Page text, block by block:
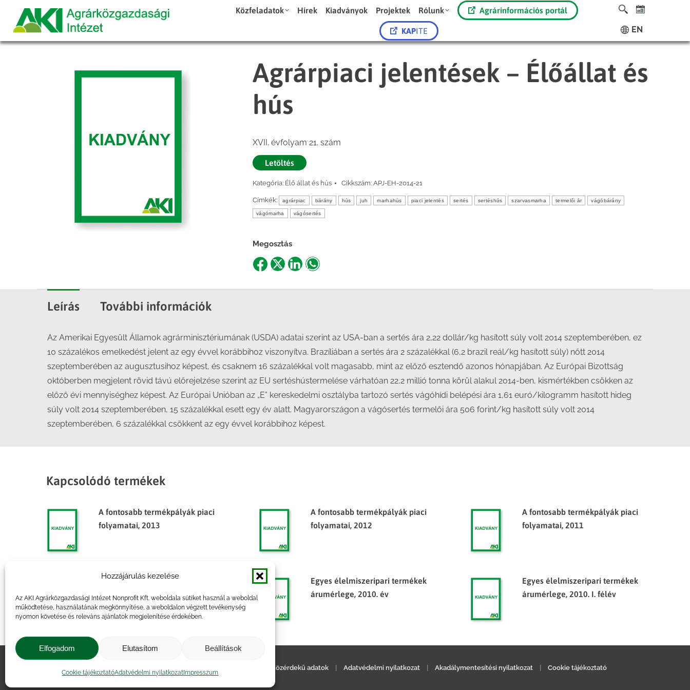
Hozzájárulás kezelése
Az AKI Agrárközgazdasági Intézet Nonprofit Kft. weboldala sütiket használ a weboldal
működtetése, használatának megkönnyítése, a weboldalon végzett tevékenység
nyomon követése és releváns ajánlatok megjelenítése érdekében.
Elfogadom Elutasítom Beállítások
Cookie tájékoztatóAdatvédelmi nyilatkozat Impresszum
Közfeladatok Hírek Kiadványok Projektek Rólunk Agrárinformációs portál
KAPITE EN
Agrárpiaci jelentések – Élőállat és
hús
XVII. évfolyam 21. szám
Letöltés
Kategória: Élő állat és hús Cikkszám: APJ-EH-2014-21
Címkék: agrárpiac bárány hús juh marhahús piaci jelentés sertés sertéshús szarvasmarha termelői ár vágóbárány
vágómarha vágósertés
Megosztás
ShareShareShareShare
Leírás További információk
Az Amerikai Egyesült Államok agrárminisztériumának (USDA) adatai szerint az USA-ban a sertés ára 2,22 dollár/kg hasított súly volt 2014 szeptemberében, ez
10 százalékos emelkedést jelent az egy évvel korábbihoz viszonyítva. Brazíliában a sertés ára 2 százalékkal (6,2 brazil reál/kg hasított súly) nőtt 2014
szeptemberében az augusztusihoz képest, és csaknem 16 százalékkal volt magasabb, mint az előző esztendő azonos hónapjában. Az Európai Bizottság
októberben megjelent rövid távú előrejelzése szerint az EU sertéshústermelése várhatóan 22,2 millió tonna körül alakul 2014-ben, kismértékben csökken az
előző évi mennyiséghez képest. Az Európai Unióban az „E” kereskedelmi osztályba tartozó sertés vágóhídi belépési ára 1,61 euró/kilogramm hasított hideg
súly volt 2014 szeptemberében, 15 százalékkal esett egy év alatt. Magyarországon a vágósertés termelői ára 506 forint/kg hasított súly volt 2014
szeptemberében, 6 százalékkal csökkent az egy évvel korábbihoz képest.
Kapcsolódó termékek
A fontosabb termékpályák piaci
folyamatai, 2013
A fontosabb termékpályák piaci
folyamatai, 2012
A fontosabb termékpályák piaci
folyamatai, 2011
Agrárpiaci jelentések – Élőállat
és hús
Egyes élelmiszeripari termékek
árumérlege, 2010. év
Egyes élelmiszeripari termékek
árumérlege, 2010. I. félév
Impresszum Kapcsolat Közérdekű adatok Adatvédelmi nyilatkozat Akadálymentesítési nyilatkozat Cookie tájékoztató